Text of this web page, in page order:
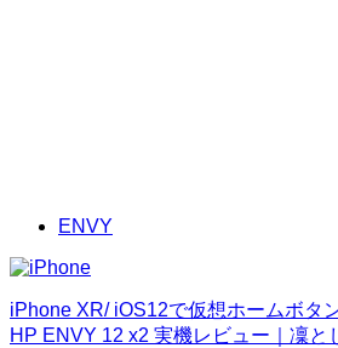
ENVY
iPhone XR/ iOS12で仮想ホームボタ
HP ENVY 12 x2 実機レビュー｜凜と